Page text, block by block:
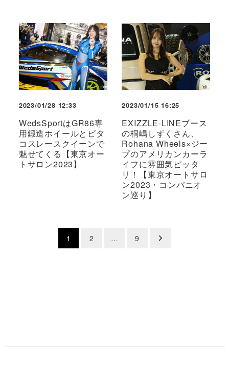
2023/01/28 12:33
WedsSportはGR86専
用鍛造ホイールとピタ
コスレースクイーンで
魅せてくる【東京オー
トサロン2023】
2023/01/15 16:25
EXIZZLE-LINEブース
の桐嶋しずくさん、
Rohana Wheels×ジー
プのアメリカンカーラ
イフに雰囲気ピッタ
リ！【東京オートサロ
ン2023・コンパニオ
ン巡り】
1 2 … 9